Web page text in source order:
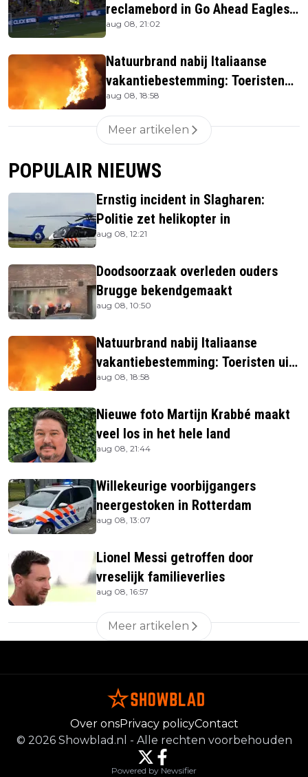
reclamebord in Go Ahead Eagles-
stadion
aug 08, 21:02
Natuurbrand nabij Italiaanse
vakantiebestemming: Toeristen
uit verblijven gehaald
aug 08, 18:58
Meer artikelen
POPULAIR NIEUWS
Ernstig incident in Slagharen:
Politie zet helikopter in
aug 08, 12:21
Doodsoorzaak overleden ouders
Brugge bekendgemaakt
aug 08, 10:50
Natuurbrand nabij Italiaanse
vakantiebestemming: Toeristen uit
verblijven gehaald
aug 08, 18:58
Nieuwe foto Martijn Krabbé maakt
veel los in het hele land
aug 08, 21:44
Willekeurige voorbijgangers
neergestoken in Rotterdam
aug 08, 13:07
Lionel Messi getroffen door
vreselijk familieverlies
aug 08, 16:57
Meer artikelen
Over onsPrivacy policyContact
© 2026 Showblad.nl - Alle rechten voorbehouden
Powered by Newsifier